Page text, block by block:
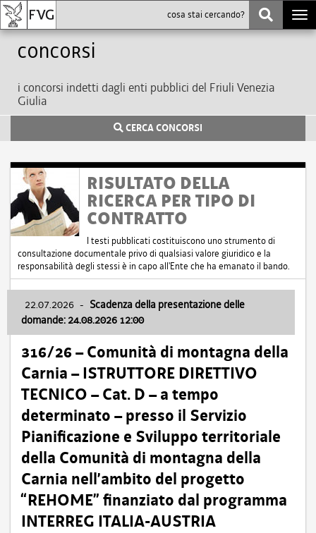
Concorsi
i concorsi indetti dagli enti pubblici del Friuli Venezia
Giulia
CERCA CONCORSI
RISULTATO DELLA
RICERCA PER TIPO DI
CONTRATTO
I testi pubblicati costituiscono uno strumento di
consultazione documentale privo di qualsiasi valore giuridico e la
responsabilità degli stessi è in capo all'Ente che ha emanato il bando.
22.07.2026 - Scadenza della presentazione delle
domande: 24.08.2026 12:00
316/26 – Comunità di montagna della
Carnia – ISTRUTTORE DIRETTIVO
TECNICO – Cat. D – a tempo
determinato – presso il Servizio
Pianificazione e Sviluppo territoriale
della Comunità di montagna della
Carnia nell’ambito del progetto
“REHOME” finanziato dal programma
INTERREG ITALIA-AUSTRIA